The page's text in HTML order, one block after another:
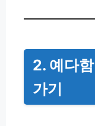
2. 예다
가기